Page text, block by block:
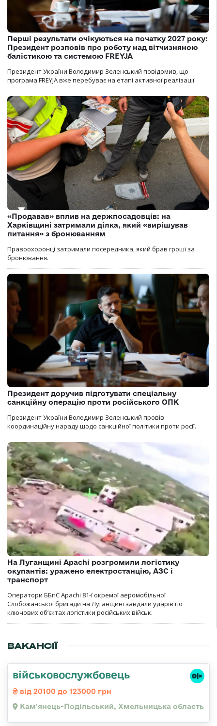
Перші результати очікуються на початку 2027 року:
Президент розповів про роботу над вітчизняною
балістикою та системою FREYJA
Президент України Володимир Зеленський повідомив, що
програма FREYJA вже перебуває на етапі активної реалізації.
«Продавав» вплив на держпосадовців: на
Харківщині затримали ділка, який «вирішував
питання» з бронюванням
Правоохоронці затримали посередника, який брав гроші за
бронювання.
Президент доручив підготувати спеціальну
санкційну операцію проти російського ОПК
Президент України Володимир Зеленський провів
координаційну нараду щодо санкційної політики проти росії.
На Луганщині Apachi розгромили логістику
окупантів: уражено електростанцію, АЗС і
транспорт
Оператори ББпС Apachi 81-ї окремої аеромобільної
Слобожанської бригади на Луганщині завдали ударів по
ключових об’єктах логістики російських військ.
ВАКАНСІЇ
військовослужбовець
від 20100 до 123000 грн
Кам'янець-Подільський, Хмельницька область